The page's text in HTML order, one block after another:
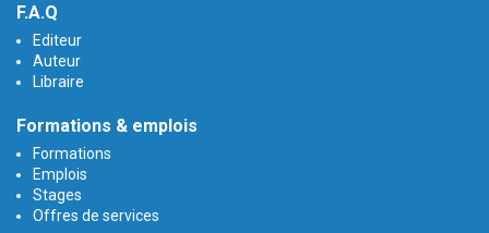
F.A.Q
Editeur
Auteur
Libraire
Formations & emplois
Formations
Emplois
Stages
Offres de services